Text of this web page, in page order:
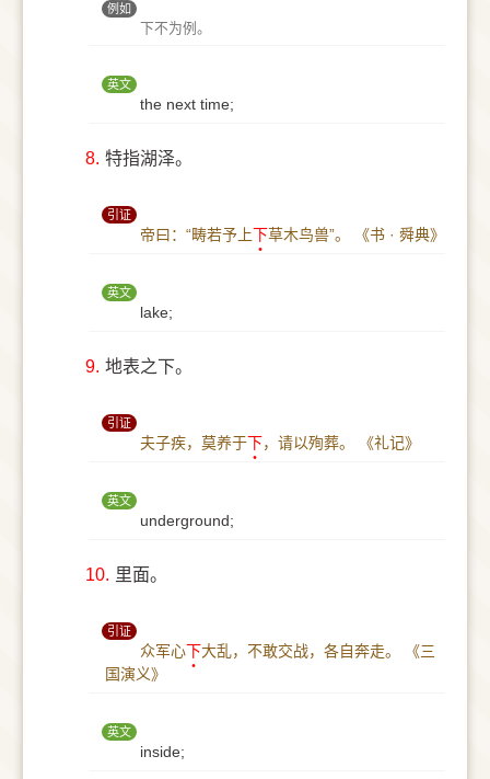
例如
下不为例。
英文
the next time;
8. 特指湖泽。
引证
帝曰：“畴若予上下草木鸟兽”。 《书 · 舜典》
英文
lake;
9. 地表之下。
引证
夫子疾，莫养于下，请以殉葬。 《礼记》
英文
underground;
10. 里面。
引证
众军心下大乱，不敢交战，各自奔走。
《三
国演义》
英文
inside;